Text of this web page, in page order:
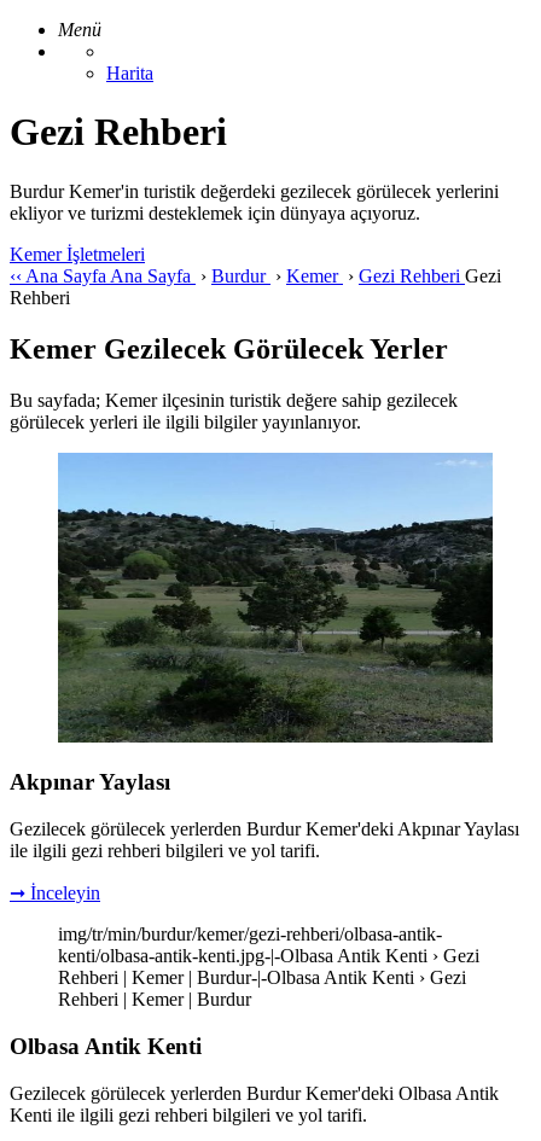
Menü
Harita
Gezi Rehberi
Burdur Kemer'in turistik değerdeki gezilecek görülecek yerlerini
ekliyor ve turizmi desteklemek için dünyaya açıyoruz.
Kemer İşletmeleri
‹‹ Ana Sayfa Ana Sayfa › Burdur › Kemer › Gezi Rehberi Gezi
Rehberi
Kemer Gezilecek Görülecek Yerler
Bu sayfada; Kemer ilçesinin turistik değere sahip gezilecek
görülecek yerleri ile ilgili bilgiler yayınlanıyor.
Akpınar Yaylası
Gezilecek görülecek yerlerden Burdur Kemer'deki Akpınar Yaylası
ile ilgili gezi rehberi bilgileri ve yol tarifi.
➞ İnceleyin
img/tr/min/burdur/kemer/gezi-rehberi/olbasa-antik-
kenti/olbasa-antik-kenti.jpg-|-Olbasa Antik Kenti › Gezi
Rehberi | Kemer | Burdur-|-Olbasa Antik Kenti › Gezi
Rehberi | Kemer | Burdur
Olbasa Antik Kenti
Gezilecek görülecek yerlerden Burdur Kemer'deki Olbasa Antik
Kenti ile ilgili gezi rehberi bilgileri ve yol tarifi.